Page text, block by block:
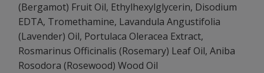
(Bergamot) Fruit Oil, Ethylhexylglycerin, Disodium
EDTA, Tromethamine, Lavandula Angustifolia
(Lavender) Oil, Portulaca Oleracea Extract,
Rosmarinus Officinalis (Rosemary) Leaf Oil, Aniba
Rosodora (Rosewood) Wood Oil